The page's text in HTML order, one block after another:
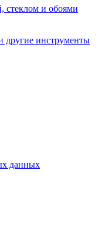
стеклом и обоями
другие инструменты
данных